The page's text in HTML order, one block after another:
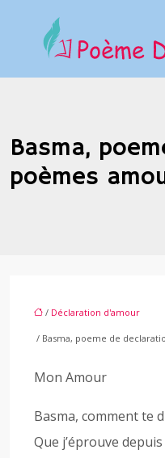
Basma,
poèmes
/ Déclaration d'amour
/ Basma, poeme de
Mon Amour
Basma, comment te
Que j’éprouve